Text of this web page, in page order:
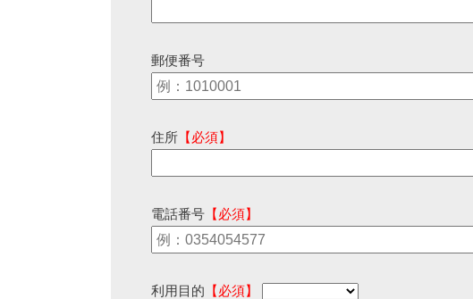
郵便番号
住所 【必須】
電話番号 【必須】
利用目的 【必須】